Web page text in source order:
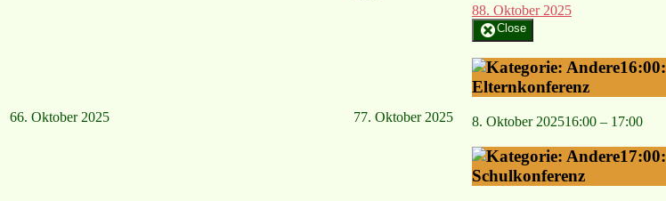
66. Oktober 2025 77. Oktober 2025
88. Oktober 2025
Close
16:00:
Elternkonferenz
8. Oktober 202516:00 – 17:00
17:00:
Schulkonferenz